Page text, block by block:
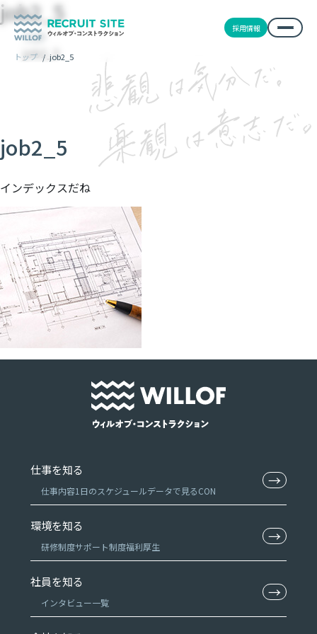
採用情報
トップ / job2_5
job2_5
TOP
job2_5
job2_5
インデックスだね
仕事を知る
仕事内容1日のスケジュールデータで見るCON
→
環境を知る
研修制度サポート制度福利厚生
→
社員を知る
インタビュー一覧
→